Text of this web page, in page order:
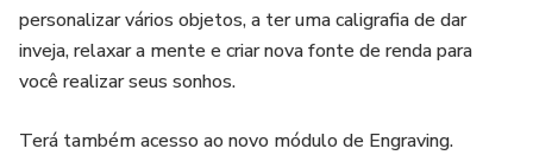
personalizar vários objetos, a ter uma caligrafia de dar
inveja, relaxar a mente e criar nova fonte de renda para
você realizar seus sonhos.
Terá também acesso ao novo módulo de Engraving.